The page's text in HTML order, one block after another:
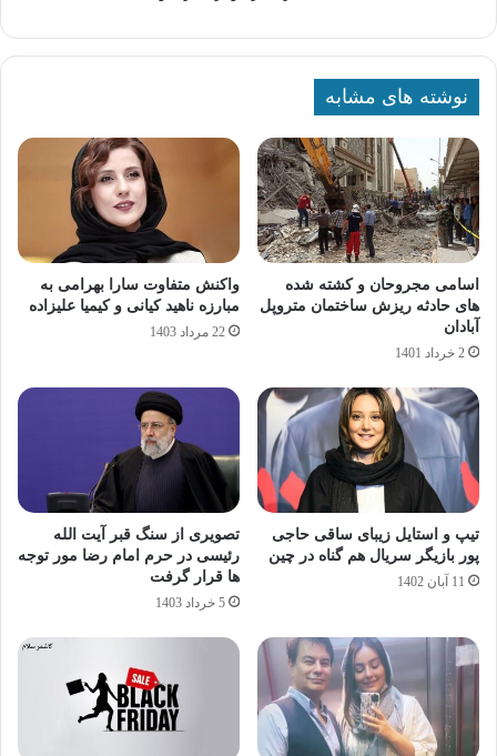
نوشته های مشابه
اسامی مجروحان و کشته شده
های حادثه ریزش ساختمان متروپل
آبادان
2 خرداد 1401
واکنش متفاوت سارا بهرامی به
مبارزه ناهید کیانی و کیمیا علیزاده
22 مرداد 1403
تیپ و استایل زیبای ساقی حاجی
پور بازیگر سریال هم گناه در چین
11 آبان 1402
تصویری از سنگ قبر آیت الله
رئیسی در حرم امام رضا مور توجه
ها قرار گرفت
5 خرداد 1403